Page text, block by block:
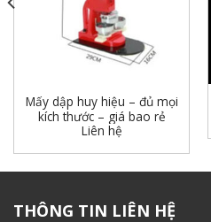
Mấy dập huy hiệu – đủ mọi
kích thước – giá bao rẻ
Liên hệ
THÔNG TIN LIÊN HỆ